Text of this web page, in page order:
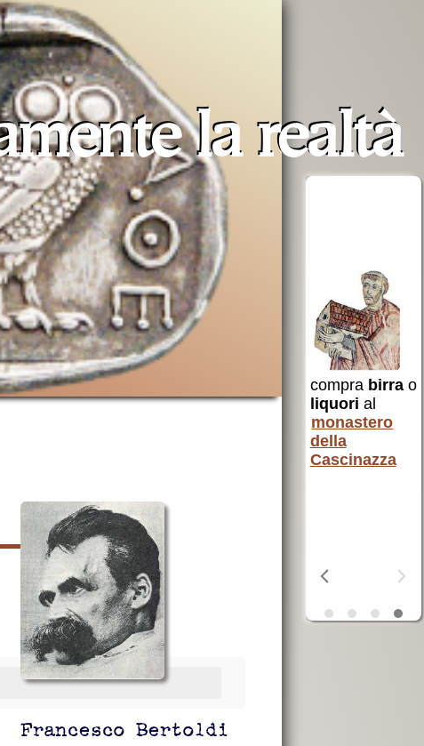
larealtà
Francesco Bertoldi
compra birrao
liquori al
monastero
della
Cascinazza
aiuta AVSI
AVSIaiuta chi
Opera San
Francesco
per i poveri
Terra
a
e non
Santa